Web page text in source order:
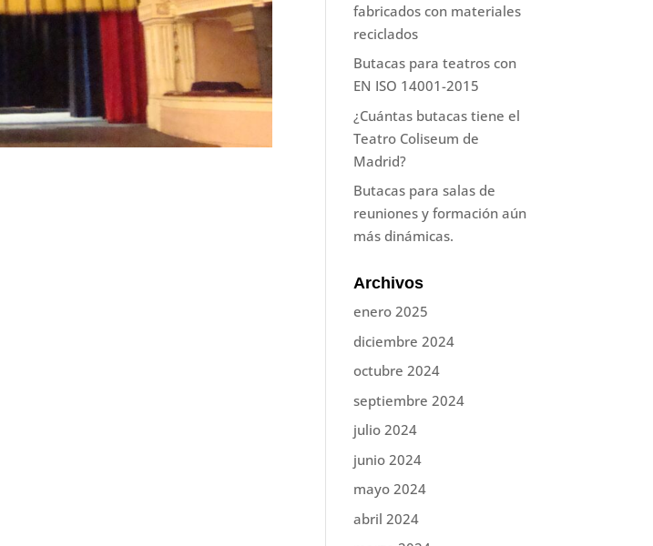
fabricados con materiales
reciclados
Butacas para teatros con
EN ISO 14001-2015
¿Cuántas butacas tiene el
Teatro Coliseum de
Madrid?
Butacas para salas de
reuniones y formación aún
más dinámicas.
Archivos
enero 2025
diciembre 2024
octubre 2024
septiembre 2024
julio 2024
junio 2024
mayo 2024
abril 2024